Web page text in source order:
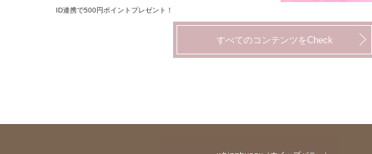
ID連携で500円ポイントプレゼント！
すべてのコンテンツをCheck